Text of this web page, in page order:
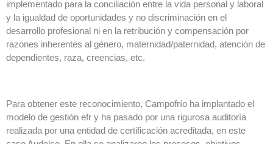
implementado para la conciliación entre la vida personal y laboral
y la igualdad de oportunidades y no discriminación en el
desarrollo profesional ni en la retribución y compensación por
razones inherentes al género, maternidad/paternidad, atención de
dependientes, raza, creencias, etc.
Para obtener este reconocimiento, Campofrío ha implantado el
modelo de gestión efr y ha pasado por una rigurosa auditoría
realizada por una entidad de certificación acreditada, en este